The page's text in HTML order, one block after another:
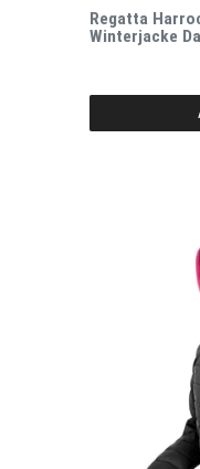
Regatta
Winterjacke